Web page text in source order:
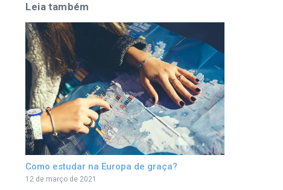
Leia também
Como estudar na Europa de graça?
12 de março de 2021